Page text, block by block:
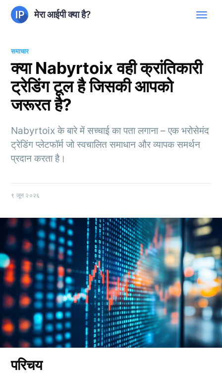
मेरा आईपी क्या है?
समाचार
क्या Nabyrtoix वही क्रांतिकारी
ट्रेडिंग टूल है जिसकी आपको
जरूरत है?
Nabyrtoix के बारे में सच्चाई का पता लगाना – एक भरोसेमंद
ट्रेडिंग प्लेटफॉर्म जो स्वचालित समाधान और व्यापक समर्थन
प्रदान करता है।
९ जून २०२६
परिचय